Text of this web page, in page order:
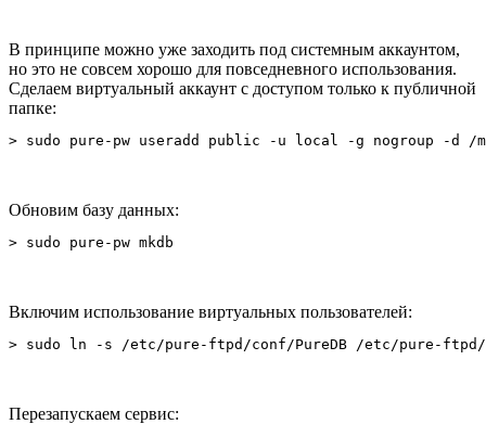
В принципе можно уже заходить под системным аккаунтом,
но это не совсем хорошо для повседневного использования.
Сделаем виртуальный аккаунт с доступом только к публичной
папке:
> sudo pure-pw useradd public -u local -g nogroup -d /
Обновим базу данных:
> sudo pure-pw mkdb
Включим использование виртуальных пользователей:
> sudo ln -s /etc/pure-ftpd/conf/PureDB /etc/pure-ftpd/
Перезапускаем сервис: